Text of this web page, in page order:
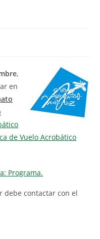
,
en
de Vuelo Acrobático
Programa.
debe contactar con el